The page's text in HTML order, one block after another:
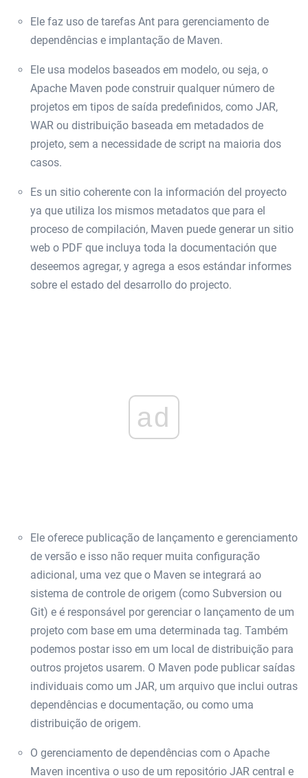
Ele faz uso de tarefas Ant para gerenciamento de
dependências e implantação de Maven.
Ele usa modelos baseados em modelo, ou seja, o
Apache Maven pode construir qualquer número de
projetos em tipos de saída predefinidos, como JAR,
WAR ou distribuição baseada em metadados de
projeto, sem a necessidade de script na maioria dos
casos.
Es un sitio coherente con la información del proyecto
ya que utiliza los mismos metadatos que para el
proceso de compilación, Maven puede generar un sitio
web o PDF que incluya toda la documentación que
deseemos agregar, y agrega a esos estándar informes
sobre el estado del desarrollo do projecto.
ad
Ele oferece publicação de lançamento e gerenciamento
de versão e isso não requer muita configuração
adicional, uma vez que o Maven se integrará ao
sistema de controle de origem (como Subversion ou
Git) e é responsável por gerenciar o lançamento de um
projeto com base em uma determinada tag. Também
podemos postar isso em um local de distribuição para
outros projetos usarem. O Maven pode publicar saídas
individuais como um JAR, um arquivo que inclui outras
dependências e documentação, ou como uma
distribuição de origem.
O gerenciamento de dependências com o Apache
Maven incentiva o uso de um repositório JAR central e